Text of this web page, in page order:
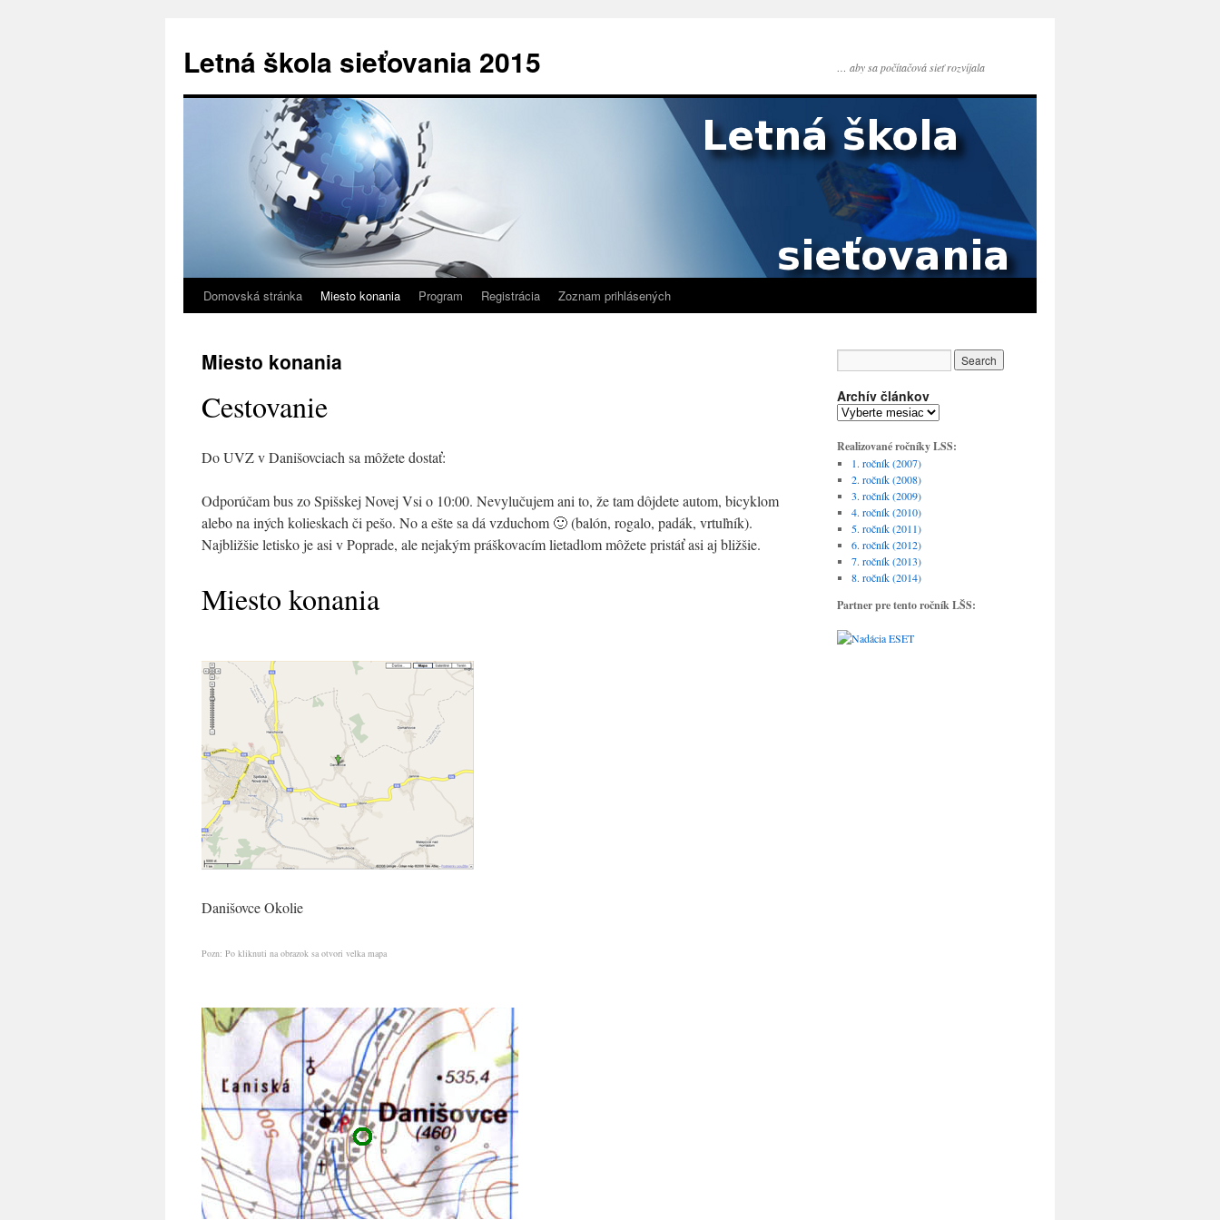
Letná škola sieťovania 2015 … aby sa počítačová sieť rozvíjala
Domovská stránka Miesto konania Program Registrácia Zoznam prihlásených
Miesto konania
Cestovanie
Do UVZ v Danišovciach sa môžete dostať:
Odporúčam bus zo Spišskej Novej Vsi o 10:00. Nevylučujem ani to, že tam dôjdete autom, bicyklom
alebo na iných kolieskach či pešo. No a ešte sa dá vzduchom 🙂 (balón, rogalo, padák, vrtuľník).
Najbližšie letisko je asi v Poprade, ale nejakým práškovacím lietadlom môžete pristáť asi aj bližšie.
Miesto konania
Danišovce Okolie
Pozn: Po kliknuti na obrazok sa otvori velka mapa
Archív článkov
Realizované ročníky LSS:
1. ročník (2007)
2. ročník (2008)
3. ročník (2009)
4. ročník (2010)
5. ročník (2011)
6. ročník (2012)
7. ročník (2013)
8. ročník (2014)
Partner pre tento ročník LŠS: